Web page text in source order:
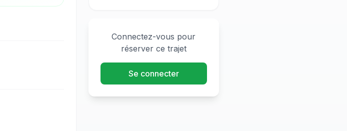
Connectez-vous pour
réserver ce trajet
Se connecter